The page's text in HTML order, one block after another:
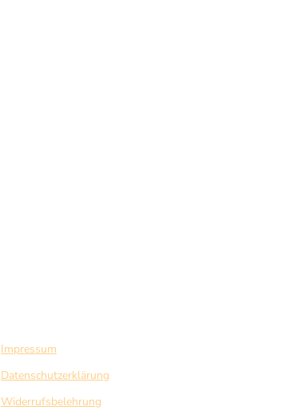
Impressum
Datenschutzerklärung
Widerrufsbelehrung